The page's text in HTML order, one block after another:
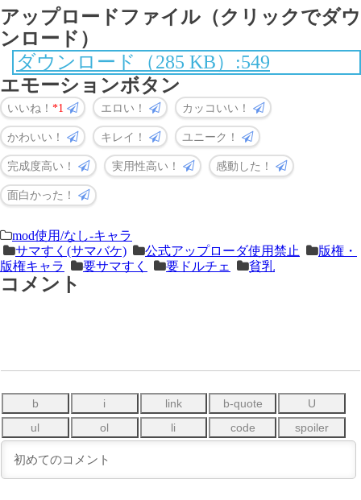
アップロードファイル（クリックでダウ
ンロード）
ダウンロード（285 KB）:549
エモーションボタン
いいね！ 1 エロい！ カッコいい！
かわいい！ キレイ！ ユニーク！
完成度高い！ 実用性高い！ 感動した！
面白かった！
＜
次
の
前
の
記
mod使用/なし-キャラ
サマすく(サマバケ)
公式アップローダ使用禁止
版権・
版権キャラ
要サマすく 要ドルチェ 貧乳
コメント